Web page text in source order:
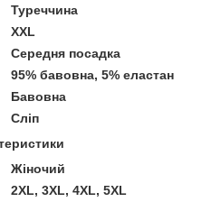
Туреччина
XXL
Середня посадка
95% бавовна, 5% еластан
Бавовна
Сліп
Жіночий
2XL, 3XL, 4XL, 5XL